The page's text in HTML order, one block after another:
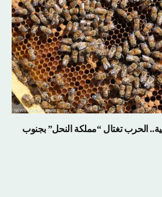
الحرب تغتال “مملكة النحل” بجنوب